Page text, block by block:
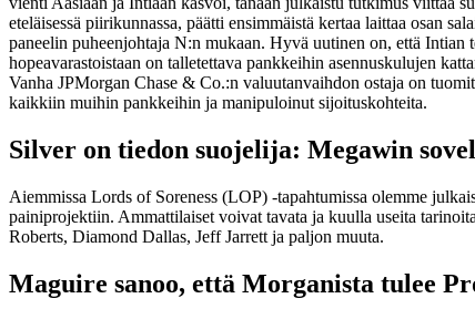
eteläisessä piirikunnassa, päätti ensimmäistä kertaa laittaa osan
paneelin puheenjohtaja N:n mukaan. Hyvä uutinen on, että
hopeavarastoistaan ​​on talletettava pankkeihin asennuskulujen
Vanha JPMorgan Chase & Co.:n valuutanvaihdon ostaja on
kaikkiin muihin pankkeihin ja manipuloinut sijoituskohteita.
Silver on tiedon suojelija: Megawin
Aiemmissa Lords of Soreness (LOP) -tapahtumissa olemme
painiprojektiin. Ammattilaiset voivat tavata ja kuulla useita
Roberts, Diamond Dallas, Jeff Jarrett ja paljon muuta.
Maguire sanoo, että Morganista tulee